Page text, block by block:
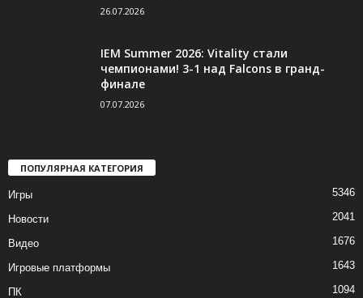
26.07.2026
IEM Summer 2026: Vitality стали
чемпионами! 3-1 над Falcons в гранд-
финале
07.07.2026
ПОПУЛЯРНАЯ КАТЕГОРИЯ
Игры 5346
Новости 2041
Видео 1676
Игровые платформы 1643
ПК 1094